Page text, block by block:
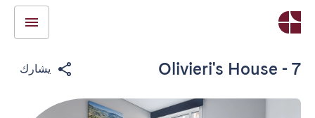
Olivieri's House - 7 يشارك